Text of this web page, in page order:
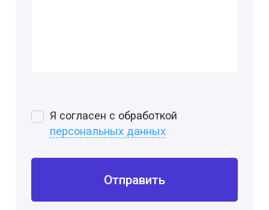
Я согласен с обработкой
персональных данных
Отправить